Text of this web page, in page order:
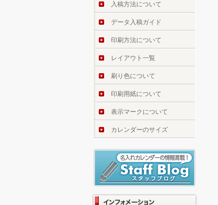
入稿方法について
データ入稿ガイド
印刷方法について
レイアウト一覧
刷り色について
印刷用紙について
表示マークについて
カレンダーのサイズ